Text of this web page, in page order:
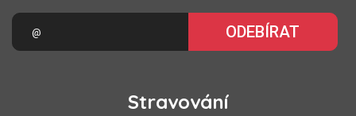
ODEBÍRAT
Stravování